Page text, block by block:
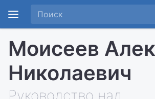
Моисеев
Николаевич
Руководство над